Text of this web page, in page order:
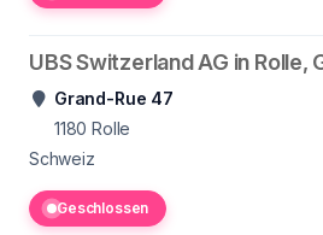
UBS Switzerland AG in Rolle,
Grand-Rue 47
1180 Rolle
Schweiz
Geschlossen